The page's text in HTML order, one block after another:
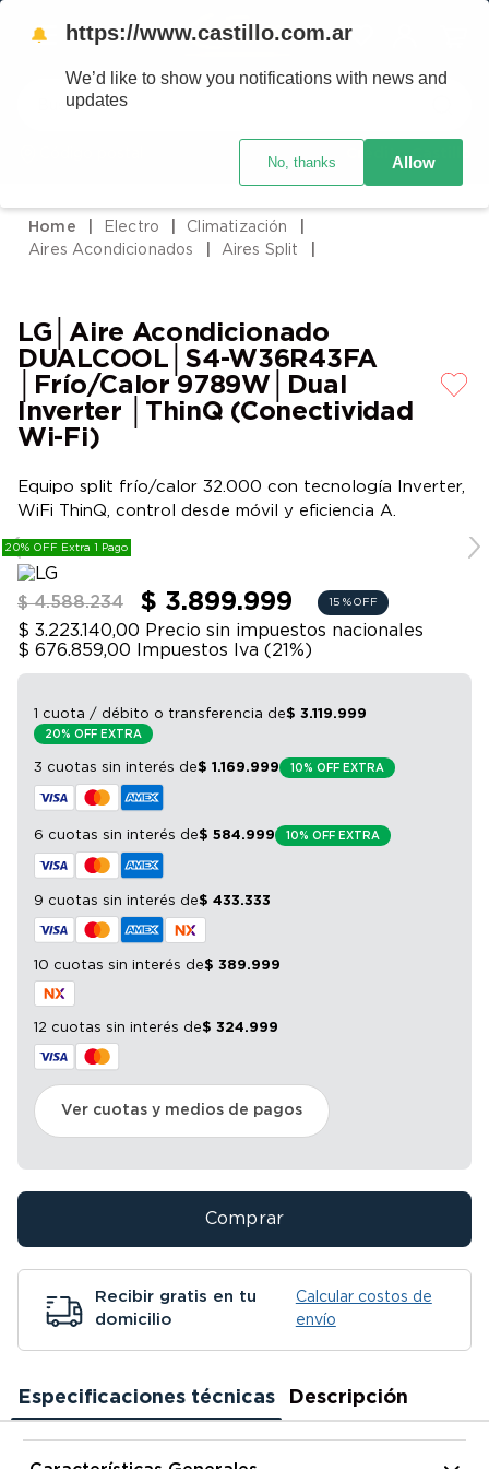
Buscar
Crédito Castillo
Electro
Climatización
Aires Acondicionados
Aires Split
LG│Aire Acondicionado
DUALCOOL│S4-W36R43FA
│Frío/Calor 9789W│Dual
Inverter │ThinQ (Conectividad
Wi-Fi)
Equipo split frío/calor 32.000 con tecnología Inverter,
WiFi ThinQ, control desde móvil y eficiencia A.
20% OFF Extra 1 Pago
$ 4.588.234 $ 3.899.999 15 % OFF
$ 3.223.140,00 Precio sin impuestos nacionales
$ 676.859,00
Impuestos Iva (21%)
1 cuota / débito o transferencia de$ 3.119.999
20% OFF EXTRA
3 cuotas sin interés de$ 1 .169.999 10% OFF EXTRA
6 cuotas sin interés de$ 584.999 10% OFF EXTRA
9 cuotas sin interés de$ 433.333
10 cuotas sin interés de$ 389.999
12 cuotas sin interés de$ 324.999
Ver cuotas y medios de pagos
Comprar
Recibir gratis en tu
domicilio
Calcular costos de
envío
Especificaciones técnicas Descripción
2.
heladera
5 .
colchones
6.
cocina
7.
moto
9.
bicicleta
10. sommier
🔔 https://www.castillo.com.ar
We’d like to show you notifications with news and
updates
No, thanks Allow